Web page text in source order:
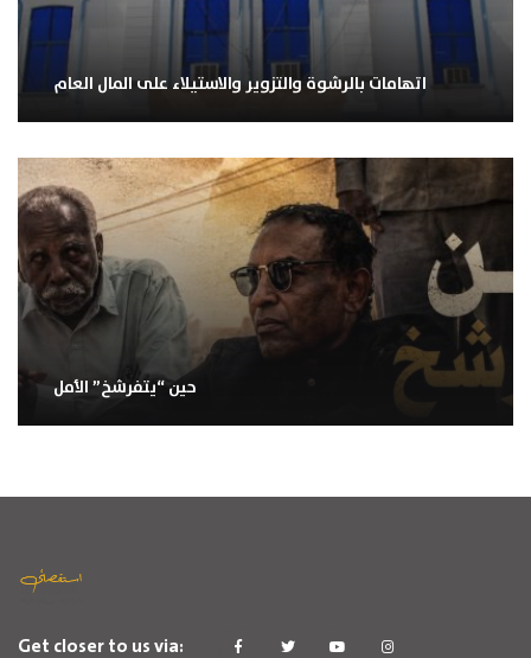
اتهامات بالرشوة والتزوير والاستيلاء على المال العام
حين “يتفرشخ” الأمل
Get closer to us via: